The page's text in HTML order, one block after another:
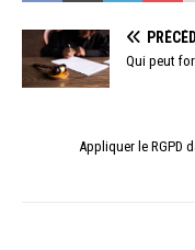
Qui peut
Appliquer le RGPD